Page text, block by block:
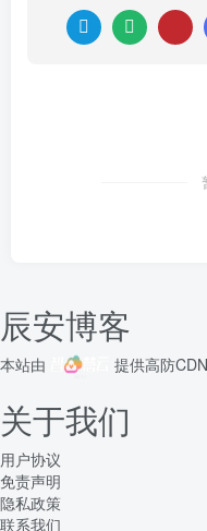
辰安博客
本站由 提供高防CDN
关于我们
用户协议
免责声明
隐私政策
联系我们